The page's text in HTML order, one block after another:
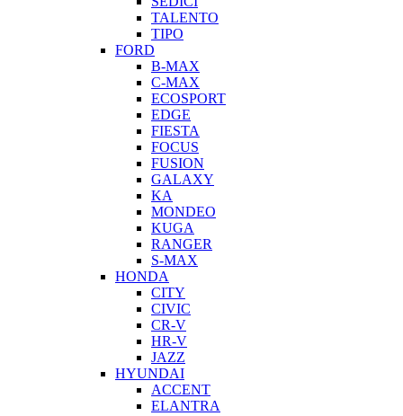
TALENTO
TIPO
FORD
B-MAX
C-MAX
ECOSPORT
EDGE
FIESTA
FOCUS
FUSION
GALAXY
KA
MONDEO
KUGA
RANGER
S-MAX
HONDA
CITY
CIVIC
CR-V
HR-V
JAZZ
HYUNDAI
ACCENT
ELANTRA